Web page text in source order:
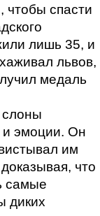
чтобы спасти
лишь 35, и
львов,
медаль
слоны
и эмоции. Он
им
что
самые
диких